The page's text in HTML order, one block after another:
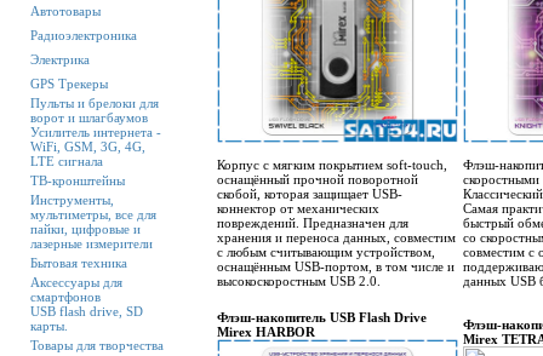
Автотовары
Радиоэлектроника
Электрика
GPS Трекеры
Пульты и брелоки для
ворот и шлагбаумов
Усилитель интернета -
WiFi, GSM, 3G, 4G,
LTE сигнала
ТВ-кронштейны
Инструменты,
мультиметры, все для
пайки, цифровые и
лазерные измерители
Бытовая техника
Аксессуары для
смартфонов
USB flash drive, SD
карты.
Товары для творчества
Корпус с мягким покрытием soft-touch,
оснащённый прочной поворотной
скобой, которая защищает USB-
коннектор от механических
повреждений. Предназначен для
хранения и переноса данных, совместим
с любым считывающим устройством,
оснащённым USB-портом, в том числе и
высокоскоростным USB 2.0.
Флэш-
скоростными
Самая
быстрый
со
совместим с
данных USB
Флэш-накопитель USB Flash Drive
Mirex HARBOR
Флэш-
Mirex